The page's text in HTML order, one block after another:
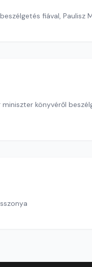
fiával, Paulisz
könyvéről